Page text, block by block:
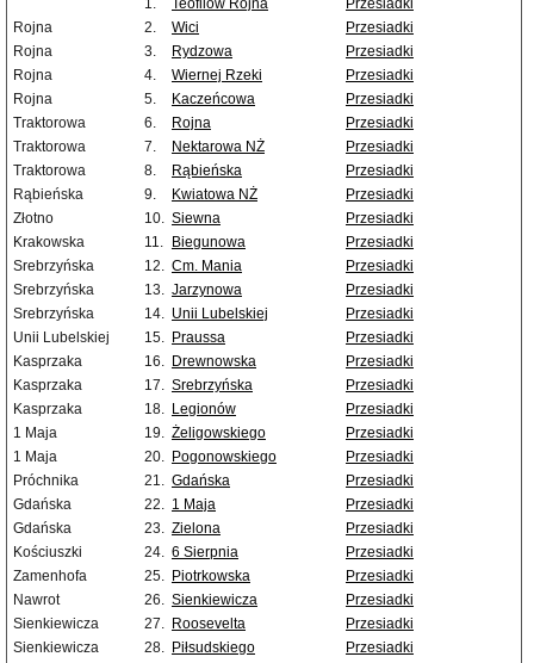
1.
Teofilów Rojna
Przesiadki
Rojna
2. Wici
Przesiadki
Rojna
3. Rydzowa
Przesiadki
Rojna
4. Wiernej Rzeki
Przesiadki
Rojna
5. Kaczeńcowa
Przesiadki
Traktorowa
6. Rojna
Przesiadki
Traktorowa
7. Nektarowa NŻ
Przesiadki
Traktorowa
8. Rąbieńska
Przesiadki
Rąbieńska
9. Kwiatowa NŻ
Przesiadki
Złotno
10. Siewna
Przesiadki
Krakowska
11. Biegunowa
Przesiadki
Srebrzyńska
12. Cm. Mania
Przesiadki
Srebrzyńska
13. Jarzynowa
Przesiadki
Srebrzyńska
14. Unii Lubelskiej
Przesiadki
Unii Lubelskiej
15. Praussa
Przesiadki
Kasprzaka
16. Drewnowska
Przesiadki
Kasprzaka
17. Srebrzyńska
Przesiadki
Kasprzaka
18. Legionów
Przesiadki
1 Maja
19. Żeligowskiego
Przesiadki
1 Maja
20. Pogonowskiego
Przesiadki
Próchnika
21. Gdańska
Przesiadki
Gdańska
22. 1 Maja
Przesiadki
Gdańska
23. Zielona
Przesiadki
Kościuszki
24. 6 Sierpnia
Przesiadki
Zamenhofa
25. Piotrkowska
Przesiadki
Nawrot
26. Sienkiewicza
Przesiadki
Sienkiewicza
27. Roosevelta
Przesiadki
Sienkiewicza
28. Piłsudskiego
Przesiadki